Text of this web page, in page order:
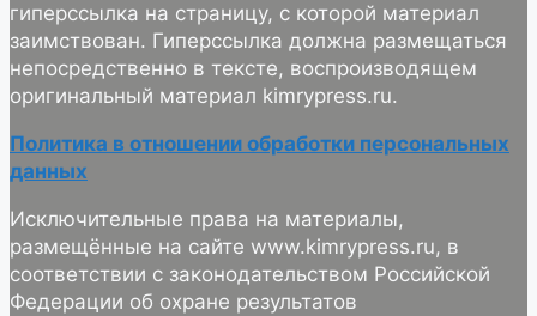
гиперссылка на страницу, с которой материал
заимствован. Гиперссылка должна размещаться
непосредственно в тексте, воспроизводящем
оригинальный материал kimrypress.ru.
Политика в отношении обработки персональных
данных
Исключительные права на материалы,
размещённые на сайте www.kimrypress.ru, в
соответствии с законодательством Российской
Федерации об охране результатов